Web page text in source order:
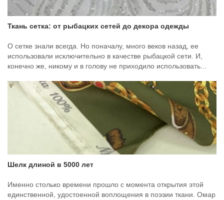
Ткань сетка: от рыбацких сетей до декора одежды
О сетке знали всегда. Но поначалу, много веков назад, ее
использовали исключительно в качестве рыбацкой сети. И,
конечно же, никому и в голову не приходило использовать...
Шелк длиной в 5000 лет
Именно столько времени прошло с момента открытия этой
единственной, удостоенной воплощения в поэзии ткани. Омар